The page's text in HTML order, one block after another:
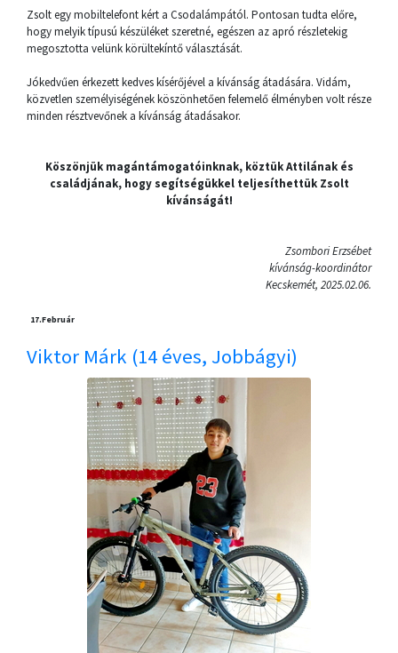
Zsolt egy mobiltelefont kért a Csodalámpától. Pontosan tudta előre,
hogy melyik típusú készüléket szeretné, egészen az apró részletekig
megosztotta velünk körültekíntő választását.
Jókedvűen érkezett kedves kísérőjével a kívánság átadására. Vidám,
közvetlen személyiségének köszönhetően felemelő élményben volt része
minden résztvevőnek a kívánság átadásakor.
Köszönjük magántámogatóinknak, köztük Attilának és
családjának, hogy segítségükkel teljesíthettük Zsolt
kívánságát!
Zsombori Erzsébet
kívánság-koordinátor
Kecskemét, 2025.02.06.
17.Február
Viktor Márk (14 éves, Jobbágyi)